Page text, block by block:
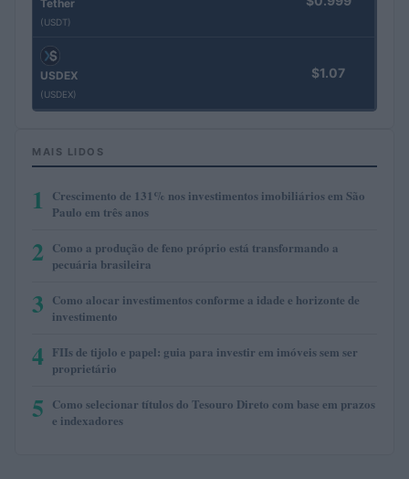
Tether
(USDT)
USDEX
(USDEX)
$1.07
MAIS LIDOS
1
Crescimento de 131% nos investimentos imobiliários em São
Paulo em três anos
2 Como a produção de feno próprio está transformando a
pecuária brasileira
3 Como alocar investimentos conforme a idade e horizonte de
investimento
4 FIIs de tijolo e papel: guia para investir em imóveis sem ser
proprietário
5 Como selecionar títulos do Tesouro Direto com base em prazos
e indexadores